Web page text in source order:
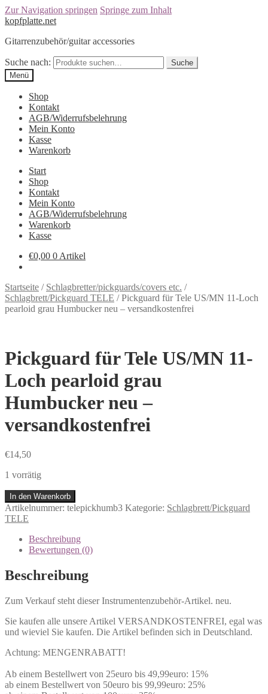
Zur Navigation springen Springe zum Inhalt
kopfplatte.net
Gitarrenzubehör/guitar accessories
Suche nach:
Suche
Menü
Shop
Kontakt
AGB/Widerrufsbelehrung
Mein Konto
Kasse
Warenkorb
Start
Shop
Kontakt
Mein Konto
AGB/Widerrufsbelehrung
Warenkorb
Kasse
€0,00 0 Artikel
Startseite / Schlagbretter/pickguards/covers etc. /
Schlagbrett/Pickguard TELE /Pickguard für Tele US/MN 11-Loch
pearloid grau Humbucker neu – versandkostenfrei
Pickguard für Tele US/MN 11-
Loch pearloid grau
Humbucker neu –
versandkostenfrei
€14,50
1 vorrätig
In den Warenkorb
Artikelnummer: telepickhumb3 Kategorie: Schlagbrett/Pickguard
TELE
Beschreibung
Bewertungen (0)
Beschreibung
Zum Verkauf steht dieser Instrumentenzubehör-Artikel. neu.
Sie kaufen alle unsere Artikel VERSANDKOSTENFREI, egal was
und wieviel Sie kaufen. Die Artikel befinden sich in Deutschland.
Achtung: MENGENRABATT!
Ab einem Bestellwert von 25euro bis 49,99euro: 15%
ab einem Bestellwert von 50euro bis 99,99euro: 25%